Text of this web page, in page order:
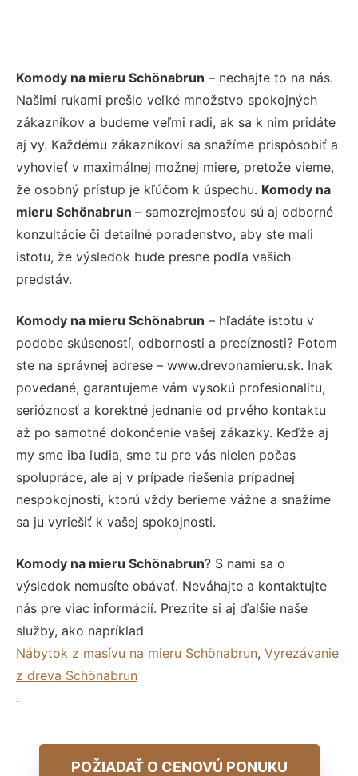
Komody na mieru Schönabrun – nechajte to na nás.
Našimi rukami prešlo veľké množstvo spokojných
zákazníkov a budeme veľmi radi, ak sa k nim pridáte
aj vy. Každému zákazníkovi sa snažíme prispôsobiť a
vyhovieť v maximálnej možnej miere, pretože vieme,
že osobný prístup je kľúčom k úspechu. Komody na
mieru Schönabrun – samozrejmosťou sú aj odborné
konzultácie či detailné poradenstvo, aby ste mali
istotu, že výsledok bude presne podľa vašich
predstáv.
Komody na mieru Schönabrun – hľadáte istotu v
podobe skúseností, odbornosti a precíznosti? Potom
ste na správnej adrese – www.drevonamieru.sk. Inak
povedané, garantujeme vám vysokú profesionalitu,
serióznosť a korektné jednanie od prvého kontaktu
až po samotné dokončenie vašej zákazky. Keďže aj
my sme iba ľudia, sme tu pre vás nielen počas
spolupráce, ale aj v prípade riešenia prípadnej
nespokojnosti, ktorú vždy berieme vážne a snažíme
sa ju vyriešiť k vašej spokojnosti.
Komody na mieru Schönabrun? S nami sa o
výsledok nemusíte obávať. Neváhajte a kontaktujte
nás pre viac informácií. Prezrite si aj ďalšie naše
služby, ako napríklad
Nábytok z masívu na mieru Schönabrun, Vyrezávanie
z dreva Schönabrun
.
POŽIADAŤ O CENOVÚ PONUKU